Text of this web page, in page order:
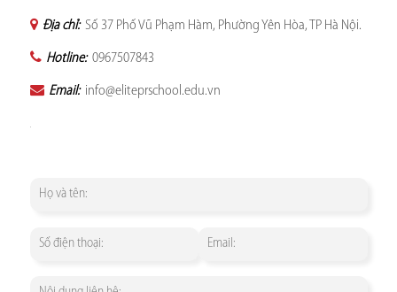
Địa chỉ: Số 37 Phố Vũ Phạm Hàm, Phường Yên Hòa, TP Hà Nội.
Hotline: 0967507843
Email: info@eliteprschool.edu.vn